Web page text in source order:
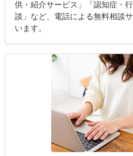
供・紹介サービス」「認知症・
談」など、電話による無料相談
います。